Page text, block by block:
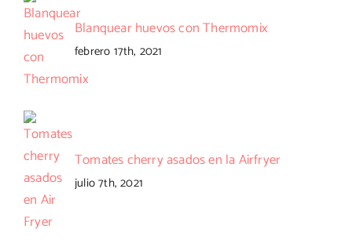
Blanquear huevos con Thermomix
febrero 17th, 2021
Tomates cherry asados en la Airfryer
julio 7th, 2021